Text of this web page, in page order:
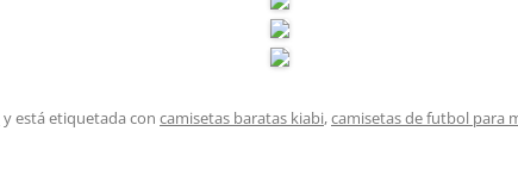
y está etiquetada con camisetas baratas kiabi,camisetas de futbol para